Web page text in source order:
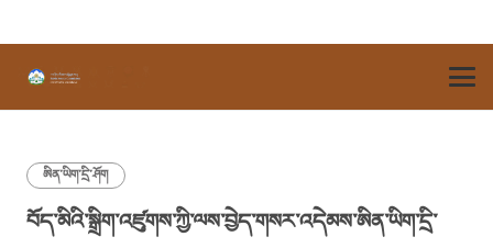
ཨིན་ཡིག་དྲི་ཤོག
བོད་མིའི་སྒྲིག་འཛུགས་ཀྱི་ལས་བྱེད་གསར་འདེམས་ཨིན་ཡིག་དྲི་